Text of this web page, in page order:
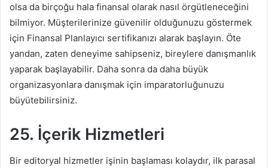
olsa da birçoğu hala finansal olarak nasıl örgütleneceğini
bilmiyor. Müşterilerinize güvenilir olduğunuzu göstermek
için Finansal Planlayıcı sertifikanızı alarak başlayın. Öte
yandan, zaten deneyime sahipseniz, bireylere danışmanlık
yaparak başlayabilir. Daha sonra da daha büyük
organizasyonlara danışmak için imparatorluğunuzu
büyütebilirsiniz.
25. İçerik Hizmetleri
Bir editoryal hizmetler işinin başlaması kolaydır, ilk parasal